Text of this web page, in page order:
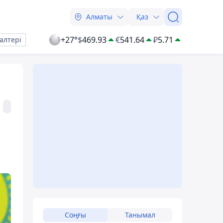
Алматы Қаз
+27°$469.93 €541.64 ₽5.71
Соңғы Танымал